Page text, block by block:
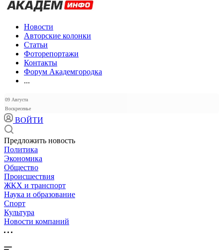
Новости
Авторские колонки
Статьи
Фоторепортажи
Контакты
Форум Академгородка
...
09 Августа
Воскресенье
ВОЙТИ
Предложить новость
Политика
Экономика
Общество
Происшествия
ЖКХ и транспорт
Наука и образование
Спорт
Культура
Новости компаний